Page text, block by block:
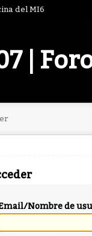
del MI6
|
Nombre de